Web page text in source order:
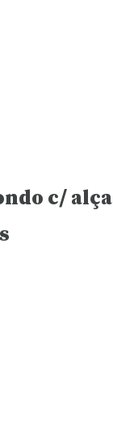
c/ alça